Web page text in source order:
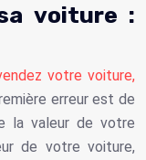
voiture :
votre voiture,
erreur est de
la valeur de votre
de votre voiture,